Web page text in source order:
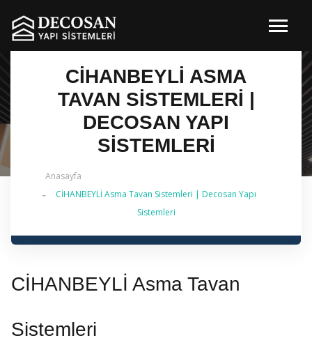
CİHANBEYLİ ASMA
TAVAN SISTEMLERI |
DECOSAN YAPI
SISTEMLERI
Anasayfa
CİHANBEYLİ Asma Tavan Sistemleri | Decosan Yapı
Sistemleri
✔ 2026 Güncel — İstanbul Genelinde Metal Asma
CİHANBEYLİ Asma Tavan
Sistemleri